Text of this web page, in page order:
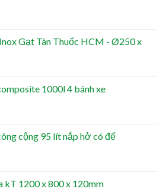
Gạt Tàn Thuốc HCM - Ø250 x
1000l 4 bánh xe
cộng 95 lít nắp hở có đế
kT 1200 x 800 x 120mm